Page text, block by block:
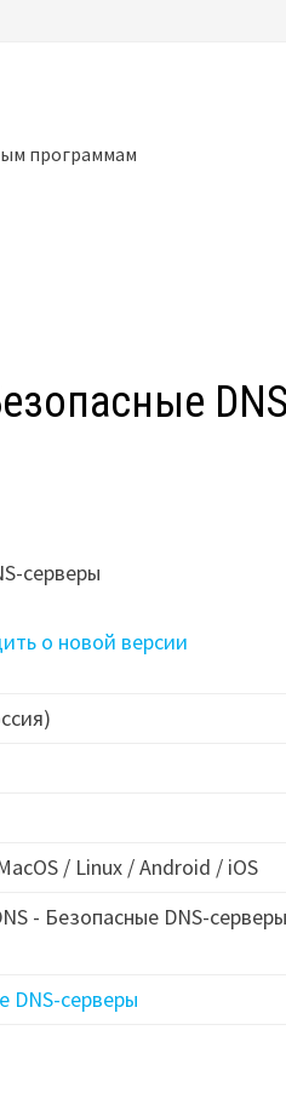
программам
о новой версии
/ Linux / Android / iOS
DNS-серверы